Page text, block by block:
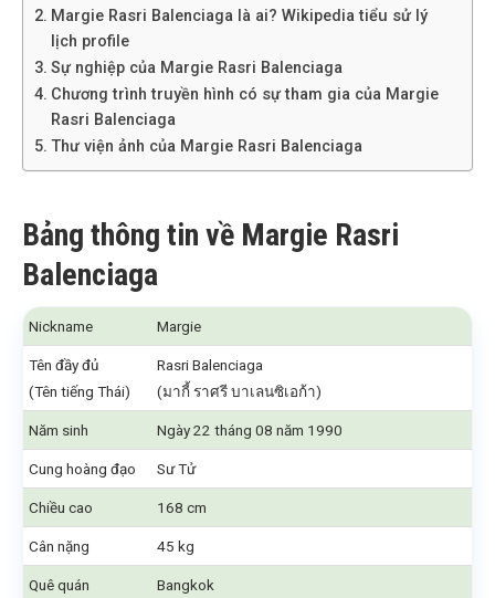
Margie Rasri Balenciaga là ai? Wikipedia tiểu sử lý
lịch profile
Sự nghiệp của Margie Rasri Balenciaga
Chương trình truyền hình có sự tham gia của Margie
Rasri Balenciaga
Thư viện ảnh của Margie Rasri Balenciaga
Bảng thông tin về Margie Rasri
Balenciaga
Nickname Margie
Tên đầy đủ
(Tên tiếng Thái)
Rasri Balenciaga
(มากี้ ราศรี บาเลนซิเอก้า)
Năm sinh Ngày 22 tháng 08 năm 1990
Cung hoàng đạo Sư Tử
Chiều cao 168 cm
Cân nặng 45 kg
Quê quán Bangkok